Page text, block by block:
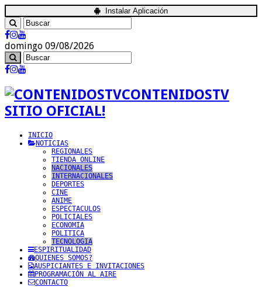
Instalar Aplicación
domingo 09/08/2026
CONTENIDOSTV
SITIO OFICIAL!
INICIO
NOTICIAS
REGIONALES
TIENDA ONLINE
NACIONALES
INTERNACIONALES
DEPORTES
CINE
ANIME
ESPECTACULOS
POLICIALES
ECONOMIA
POLITICA
TECNOLOGIA
ESPIRITUALIDAD
QUIENES SOMOS?
AUSPICIANTES E INVITACIONES
PROGRAMACIÓN AL AIRE
CONTACTO